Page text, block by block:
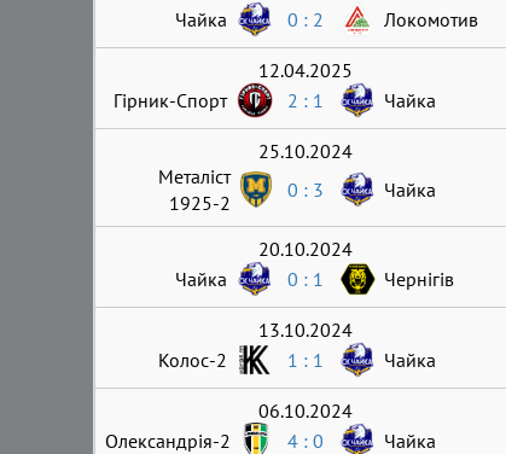
Чайка
0 : 2 Локомотив
12.04.2025
Гірник-Cпорт
2 : 1 Чайка
25.10.2024
Металіст
1925-2
0 : 3 Чайка
20.10.2024
Чайка
0 : 1 Чернігів
13.10.2024
Колос-2
1 : 1 Чайка
06.10.2024
Олександрія-2
4 : 0 Чайка